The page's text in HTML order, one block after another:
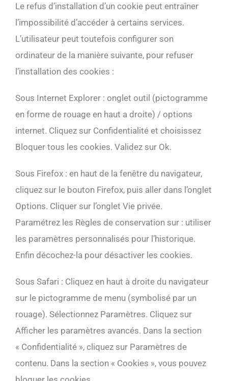
Le refus d’installation d’un cookie peut entraîner
l’impossibilité d’accéder à certains services.
L’utilisateur peut toutefois configurer son
ordinateur de la manière suivante, pour refuser
l’installation des cookies :
Sous Internet Explorer : onglet outil (pictogramme
en forme de rouage en haut a droite) / options
internet. Cliquez sur Confidentialité et choisissez
Bloquer tous les cookies. Validez sur Ok.
Sous Firefox : en haut de la fenêtre du navigateur,
cliquez sur le bouton Firefox, puis aller dans l’onglet
Options. Cliquer sur l’onglet Vie privée.
Paramétrez les Règles de conservation sur : utiliser
les paramètres personnalisés pour l’historique.
Enfin décochez-la pour désactiver les cookies.
Sous Safari : Cliquez en haut à droite du navigateur
sur le pictogramme de menu (symbolisé par un
rouage). Sélectionnez Paramètres. Cliquez sur
Afficher les paramètres avancés. Dans la section
« Confidentialité », cliquez sur Paramètres de
contenu. Dans la section « Cookies », vous pouvez